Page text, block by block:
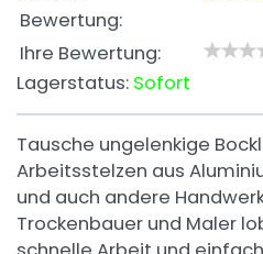
Bewertung:
Ihre Bewertung:
Lagerstatus: Sofort
Tausche ungelenkige
Arbeitsstelzen aus
und auch andere
Trockenbauer und Maler